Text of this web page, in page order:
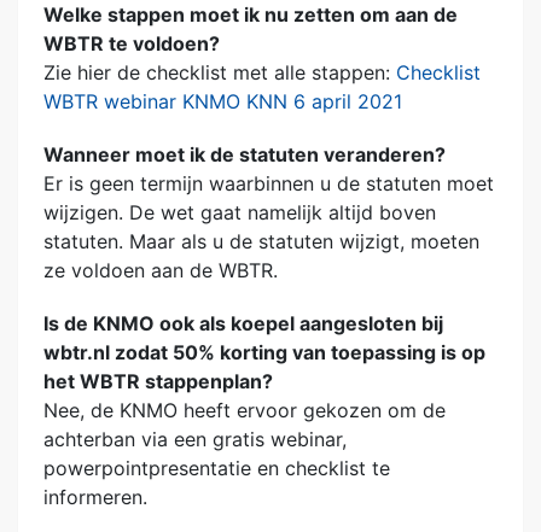
Welke stappen moet ik nu zetten om aan de
WBTR te voldoen?
Zie hier de checklist met alle stappen: Checklist
WBTR webinar KNMO KNN 6 april 2021
Wanneer moet ik de statuten veranderen?
Er is geen termijn waarbinnen u de statuten moet
wijzigen. De wet gaat namelijk altijd boven
statuten. Maar als u de statuten wijzigt, moeten
ze voldoen aan de WBTR.
Is de KNMO ook als koepel aangesloten bij
wbtr.nl zodat 50% korting van toepassing is op
het WBTR stappenplan?
Nee, de KNMO heeft ervoor gekozen om de
achterban via een gratis webinar,
powerpointpresentatie en checklist te
informeren.